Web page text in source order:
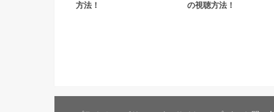
方法！
の視聴方法！